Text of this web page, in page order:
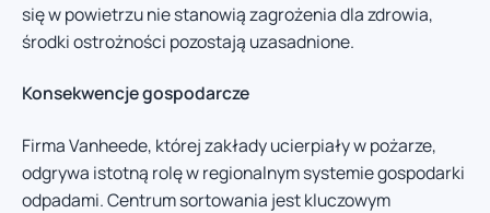
się w powietrzu nie stanowią zagrożenia dla zdrowia,
środki ostrożności pozostają uzasadnione.
Konsekwencje gospodarcze
Firma Vanheede, której zakłady ucierpiały w pożarze,
odgrywa istotną rolę w regionalnym systemie gospodarki
odpadami. Centrum sortowania jest kluczowym